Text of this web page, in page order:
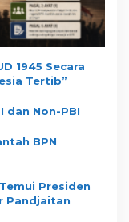
1945 Secara
Tertib”
dan Non-PBI
BPN
Presiden
Pandjaitan